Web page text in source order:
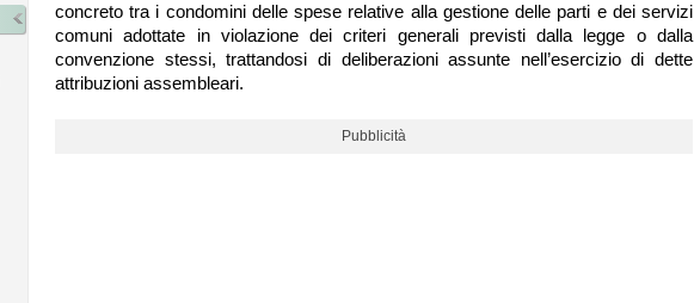
concreto tra i condomini delle spese relative alla gestione delle parti e dei servizi
comuni adottate in violazione dei criteri generali previsti dalla legge o dalla
convenzione stessi, trattandosi di deliberazioni assunte nell’esercizio di dette
attribuzioni assembleari.
Pubblicità